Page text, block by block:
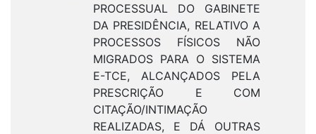
PROCESSUAL DO GABINETE
DA PRESIDÊNCIA, RELATIVO A
PROCESSOS FÍSICOS NÃO
MIGRADOS PARA O SISTEMA
E-TCE, ALCANÇADOS PELA
PRESCRIÇÃO E COM
CITAÇÃO/INTIMAÇÃO
REALIZADAS, E DÁ OUTRAS